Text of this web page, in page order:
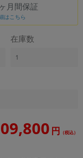
月間保証
はこちら
在庫数
1
円 （税込）